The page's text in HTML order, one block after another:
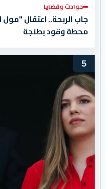
حوادث وقضايا
جاب الربحة.. اعتقال
محطة وقود بطنجة
5